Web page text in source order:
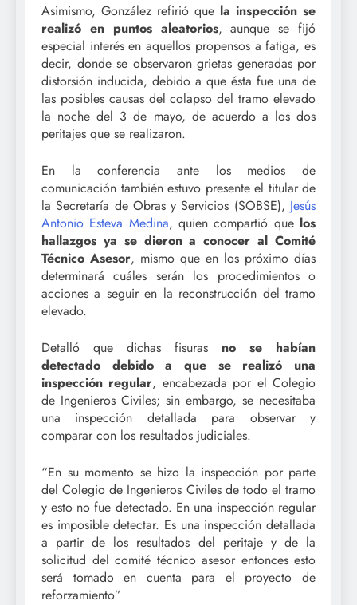
Asimismo, González refirió que la inspección se
realizó en puntos aleatorios, aunque se fijó
especial interés en aquellos propensos a fatiga, es
decir, donde se observaron grietas generadas por
distorsión inducida, debido a que ésta fue una de
las posibles causas del colapso del tramo elevado
la noche del 3 de mayo, de acuerdo a los dos
peritajes que se realizaron.
En la conferencia ante los medios de
comunicación también estuvo presente el titular de
la Secretaría de Obras y Servicios (SOBSE), Jesús
Antonio Esteva Medina, quien compartió que los
hallazgos ya se dieron a conocer al Comité
Técnico Asesor, mismo que en los próximo días
determinará cuáles serán los procedimientos o
acciones a seguir en la reconstrucción del tramo
elevado.
Detalló que dichas fisuras no se habían
detectado debido a que se realizó una
inspección regular, encabezada por el Colegio
de Ingenieros Civiles; sin embargo, se necesitaba
una inspección detallada para observar y
comparar con los resultados judiciales.
“En su momento se hizo la inspección por parte
del Colegio de Ingenieros Civiles de todo el tramo
y esto no fue detectado. En una inspección regular
es imposible detectar. Es una inspección detallada
a partir de los resultados del peritaje y de la
solicitud del comité técnico asesor entonces esto
será tomado en cuenta para el proyecto de
reforzamiento”